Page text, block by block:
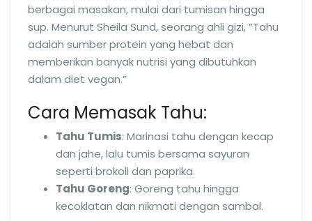
berbagai masakan, mulai dari tumisan hingga
sup. Menurut Sheila Sund, seorang ahli gizi, “Tahu
adalah sumber protein yang hebat dan
memberikan banyak nutrisi yang dibutuhkan
dalam diet vegan.”
Cara Memasak Tahu:
Tahu Tumis: Marinasi tahu dengan kecap
dan jahe, lalu tumis bersama sayuran
seperti brokoli dan paprika.
Tahu Goreng: Goreng tahu hingga
kecoklatan dan nikmati dengan sambal.